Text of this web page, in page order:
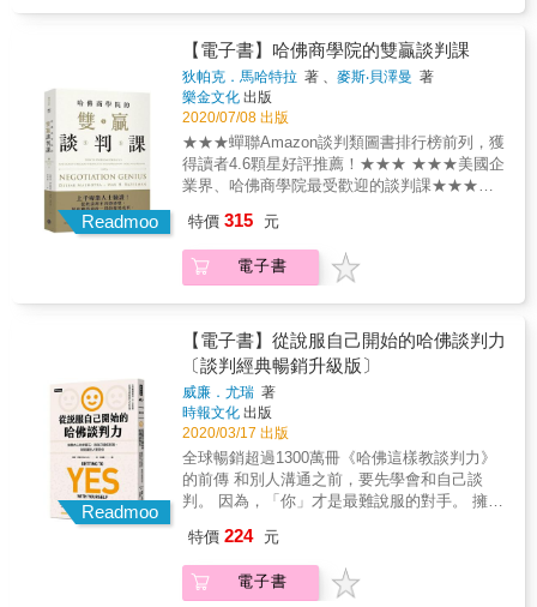
己，了解你真正的強項在哪裡，然後把這個強
項帶入談判中。
談判名師李思恩，手把手傳授你基礎談判心法
風格，各個擊破。加上實戰案例，帶你了解職
場談判原則，創造無限利益，打造雙贏的永續
關係！ & 千家企業指定名師，陪你走出談判的
一片天 & ‧「三要三不」原則： 一要提問找原
因；二要同理找難點；三要引導入對策。 一不
一開口就建議；二不貶低原本喜好；三不語出
威脅恐嚇。 & ‧練習以「體恤型」「探索型」的
／體會／想像你現在的&hellip;&hellip;心情（感
受） ○ 換做是我，我也會跟你有同樣的
&hellip;&hellip;心情（感受） ○ 為什麼
你總是（常常、每次）都&hellip;&hellip; X 你
一定又&hellip;&hellip; X 我認為&hellip;&hellip;
X 我覺得&hellip;&hellip;
合？ & 談判最怕的不是輸，而是擔心對方不
爽，走下談判桌。 所以，千萬不要只急著談成
交易、急著說服對方、急著想要贏！ 談判雙贏
不是神話，也並非靠妥協與退讓換來的， 活用
本書的「實戰布局」「實用工具」「實況問
答」，讓你在無止境的人生談判賽局中勝出！
& ◤獨創超實用工具，讓你見招拆招◤ 「談判
一二三架構」，帶你設密碼、調頻道、開天
線、解bug、控音量、鋪軌道、查結構 ◎一個
種風格：熟悉運用「個人溝通風格」與「溝通
回應風格」 ◎三項要件：預擬ABC談判架構工
具表，讓談判不失焦 & 由兩岸上千企業指定的
談判名師李思恩，手把手傳授你基礎談判心法
和各種實用工具，針對不同對象剖析四大溝通
風格，各個擊破。加上實戰案例，帶你了解職
場談判原則，創造無限利益，打造雙贏的永續
關係！ & 千家企業指定名師，陪你走出談判的
一片天 & ‧「三要三不」原則： 一要提問找原
因；二要同理找難點；三要引導入對策。 一不
一開口就建議；二不貶低原本喜好；三不語出
威脅恐嚇。 & ‧練習以「體恤型」「探索型」的
／體會／想像你現在的&hellip;&hellip;心情（感
受） ○ 換做是我，我也會跟你有同樣的
&hellip;&hellip;心情（感受） ○ 為什麼
Readmoo
【電子書】哈佛商學院的雙贏談判課
狄帕克．馬哈特拉 著 、麥斯‧貝澤曼 著
樂金文化 出版
2020/07/08 出版
★★★蟬聯Amazon談判類圖書排行榜前列，獲
得讀者4.6顆星好評推薦！★★★ ★★★美國企
業界、哈佛商學院最受歡迎的談判課★★★
書獎」★★★ ★★★《與成功有約》作者史蒂
芬．柯維、領導學之父華倫．班尼斯等大咖重
磅推薦★★★ 我們通常以為， 「共識」，只要
上？ 一場談判，往往「非理性因素」與「心理
偏誤」才是重點。 該怎麼扭轉乾坤，在不理性
的世界裡進行理性談判？ 兩位哈佛商學院專精
談判的知名教授，教你善用「思維習慣」和
「談判策略」，在任何談判中，取得雙贏的成
行談判？ 人們都知道，談判過程中最重要的就
是獲得雙贏的成果，但事實上這卻並非易事。
想要在陌生、缺乏資訊的談判中創造或獲得價
值，你必須先學會做好充分準備，技巧性的探
查式談判」的情報蒐集技巧，能幫助你發現對
方的利益、優先順序、需要以及可能存在的束
特價 315 元
電子書
Readmoo
【電子書】從說服自己開始的哈佛談判力
〔談判經典暢銷升級版〕
威廉．尤瑞 著
時報文化 出版
2020/03/17 出版
全球暢銷超過1300萬冊《哈佛這樣教談判力》
的前傳 和別人溝通之前，要先學會和自己談
判。 因為，「你」才是最難說服的對手。 擁有
自我認同，並與人達成共識的6個步驟， 有效
化解衝突與紛爭，充分圓滿自己與他人。 當面
對談判、對立、衝突或爭執時，最大的障礙並
特價 224 元
電子書